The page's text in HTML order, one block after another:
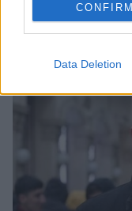
CONFIRM
Data Deletion
ελιξίριο»
01:28 @05-06-2022